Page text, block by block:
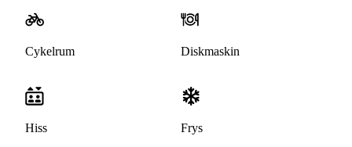
Cykelrum Diskmaskin
Hiss Frys